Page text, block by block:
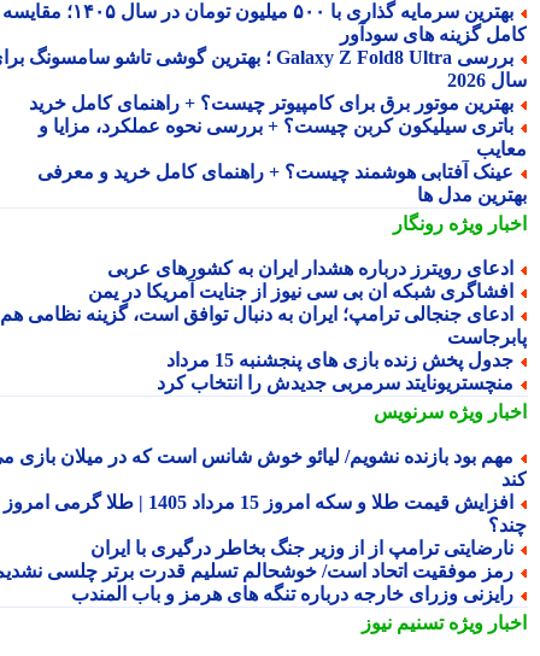
بهترین سرمایه گذاری با ۵۰۰ میلیون تومان در سال ۱۴۰۵؛ مقایسه
گزینه های سودآور
بررسی Galaxy Z Fold8 Ultra ؛ بهترین گوشی تاشو سامسونگ برای
2026
موتور برق برای کامپیوتر چیست؟ + راهنمای کامل خرید
سیلیکون کربن چیست؟ + بررسی نحوه عملکرد، مزایا و
آفتابی هوشمند چیست؟ + راهنمای کامل خرید و معرفی
مدل ها
ویژهرونگار
رویترز درباره هشدار ایران به کشورهای عربی
شبکه ان بی سی نیوز از جنایت آمریکا در یمن
جنجالی ترامپ؛ ایران به دنبال توافق است، گزینه نظامی هم
پخش زنده بازی های پنجشنبه 15 مرداد
سرمربی جدیدش را انتخاب کرد
ویژهسرنویس
بود بازنده نشویم/ لیائو خوش شانس است که در میلان بازی می
افزایش قیمت طلا و سکه امروز 15 مرداد 1405 | طلا گرمی امروز
ترامپ از از وزیر جنگ بخاطر درگیری با ایران
موفقیت اتحاد است/ خوشحالم تسلیم قدرت برتر چلسی نشدیم!
وزرای خارجه درباره تنگه های هرمز و باب المندب
ویژهتسنیم نیوز